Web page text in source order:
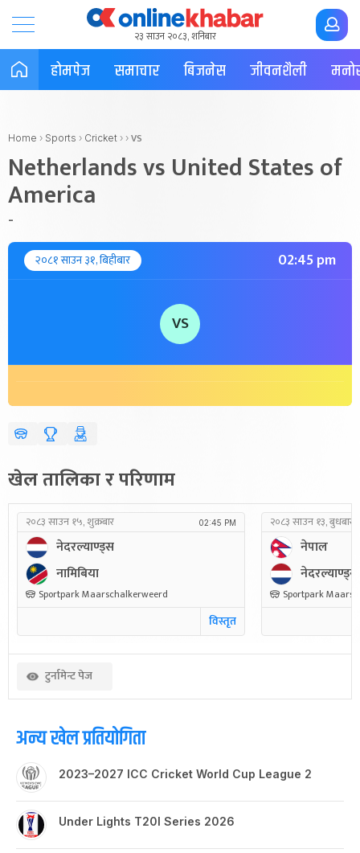
२३ साउन २०८३, शनिबार
होमपेज समाचार बिजनेस जीवनशैली
Home › Sports › Cricket › › VS
Netherlands vs United States of
America
-
२०८१ साउन ३१, बिहीबार 02:45 pm
VS
खेल तालिका र परिणाम
२०८३ साउन १५, शुक्रबार 02:45 PM
नेदरल्याण्ड्स
नामिबिया
Sportpark Maarschalkerweerd
विस्तृत
२०८३ साउन १३, बुधबार
नेपाल
नेदरल्याण्ड्स
Sportpark
टुर्नामेन्ट पेज
अन्य खेल प्रतियोगिता
2023–2027 ICC Cricket World Cup League 2
Under Lights T20I Series 2026